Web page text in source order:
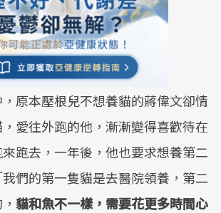
原本壓根兒不想養貓的蔣偉文卻情
愛往外跑的他，漸漸變得喜歡待在
跑去，一年後，他也要求想養第二
們的第一隻貓是去醫院領養，第二
貓和魚不一樣，需要花更多時間心